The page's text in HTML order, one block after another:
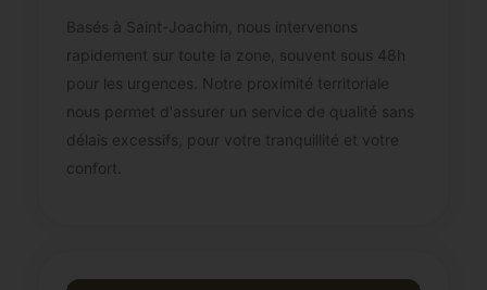
Basés à Saint-Joachim, nous intervenons
rapidement sur toute la zone, souvent sous 48h
pour les urgences. Notre proximité territoriale
nous permet d'assurer un service de qualité sans
délais excessifs, pour votre tranquillité et votre
confort.